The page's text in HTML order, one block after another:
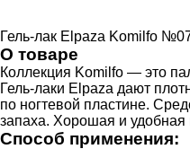
Гель-лак Elpaza Komilfo
О товаре
Коллекция Komilfo — это
Гель-лаки Elpaza дают
по ногтевой пластине.
запаха. Хорошая и удобная
Способ применения: